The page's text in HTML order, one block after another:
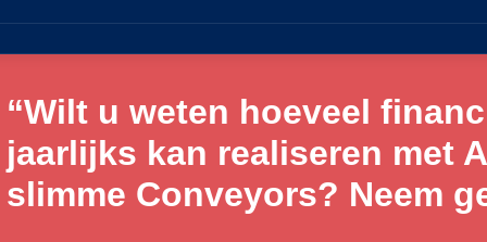
“Wilt u weten hoeveel
jaarlijks kan realiseren met
slimme Conveyors? Neem